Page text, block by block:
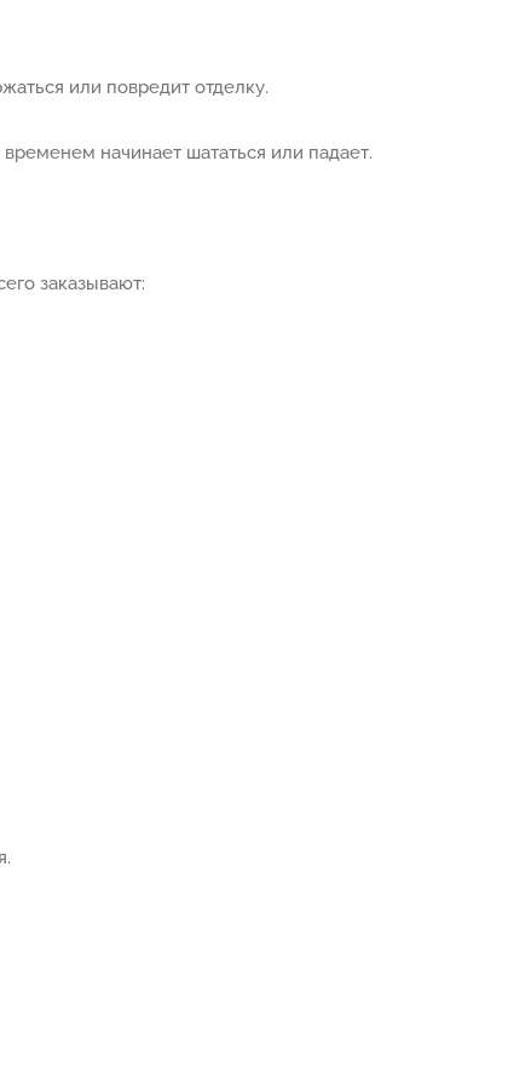
или повредит отделку.
начинает шататься или падает.
заказывают: